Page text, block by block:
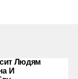
Людям
И